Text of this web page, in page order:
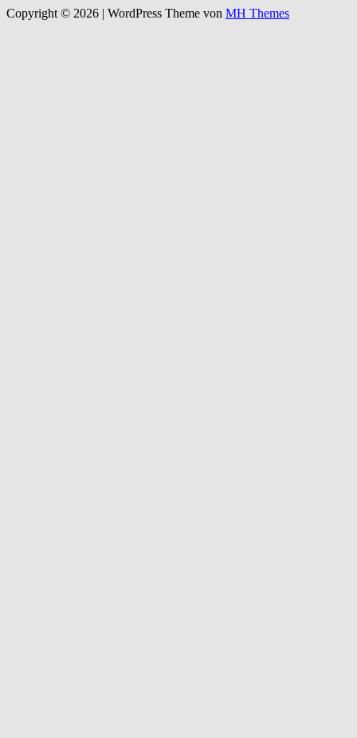
Copyright © 2026 | WordPress Theme von MH Themes